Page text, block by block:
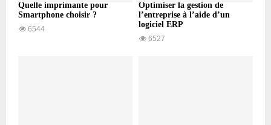
Quelle imprimante pour
Smartphone choisir ?
6544
Optimiser la gestion de
l’entreprise à l’aide d’un
logiciel ERP
6527